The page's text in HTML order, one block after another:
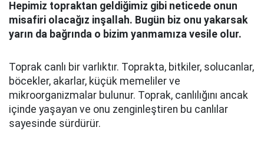
Hepimiz topraktan geldiğimiz gibi neticede onun
misafiri olacağız inşallah. Bugün biz onu yakarsak
yarın da bağrında o bizim yanmamıza vesile olur.
Toprak canlı bir varlıktır. Toprakta, bitkiler, solucanlar,
böcekler, akarlar, küçük memeliler ve
mikroorganizmalar bulunur. Toprak, canlılığını ancak
içinde yaşayan ve onu zenginleştiren bu canlılar
sayesinde sürdürür.